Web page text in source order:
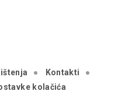
Kontakti
kolačića